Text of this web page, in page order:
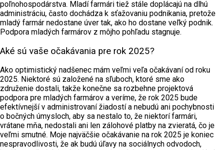
poľnohospodárstva. Mladí farmári tiež stále doplácajú na dlhú
administráciu, často dochádza k sťažovaniu podnikania, pretože
mladý farmár nedostane úver tak, ako ho dostane veľký podnik.
Podpora mladých farmárov z môjho pohľadu stagnuje.
Aké sú vaše očakávania pre rok 2025?
Ako optimistický nadšenec mám veľmi veľa očakávaní od roku
2025. Niektoré sú založené na sľuboch, ktoré sme ako
združenie dostali, takže konečne sa rozbehne projektová
podpora pre mladých farmárov a veríme, že rok 2025 bude
efektívnejší v administrovaní žiadostí a nebudú ani pochybnosti
o bočných úmysloch, aby sa nestalo to, že niektorí farmári,
vrátane mňa, nedostali ani len zálohové platby na zvieratá, čo je
veľmi smutné. Moje najväčšie očakávanie na rok 2025 je koniec
nespravodlivosti, že ak budú úľavy na sociálnych odvodoch,